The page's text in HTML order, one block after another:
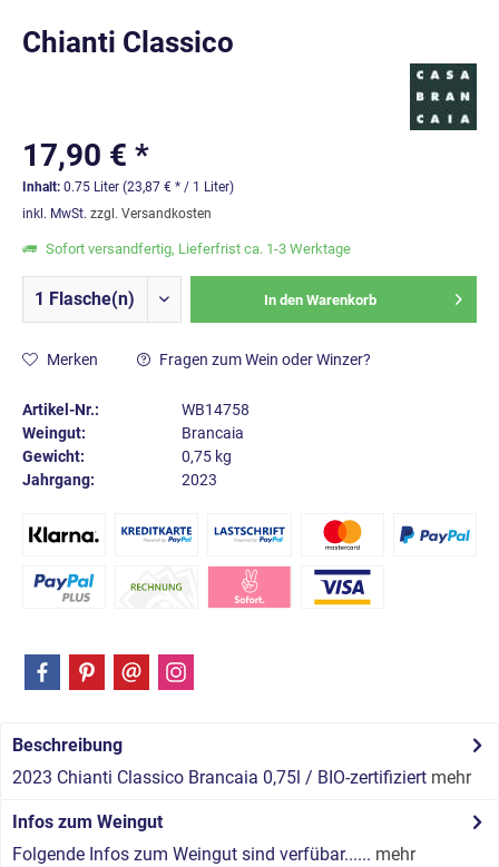
Chianti Classico
17,90 € *
Inhalt: 0.75 Liter (23,87 € * / 1 Liter)
inkl. MwSt. zzgl. Versandkosten
Sofort versandfertig, Lieferfrist ca. 1-3 Werktage
In den Warenkorb
Merken Fragen zum Wein oder Winzer?
Artikel-Nr.:
WB14758
Weingut:
Brancaia
Gewicht:
0,75 kg
Jahrgang:
2023
Beschreibung
2023 Chianti Classico Brancaia 0,75l / BIO-zertifiziert mehr
Infos zum Weingut
Folgende Infos zum Weingut sind verfübar...... mehr